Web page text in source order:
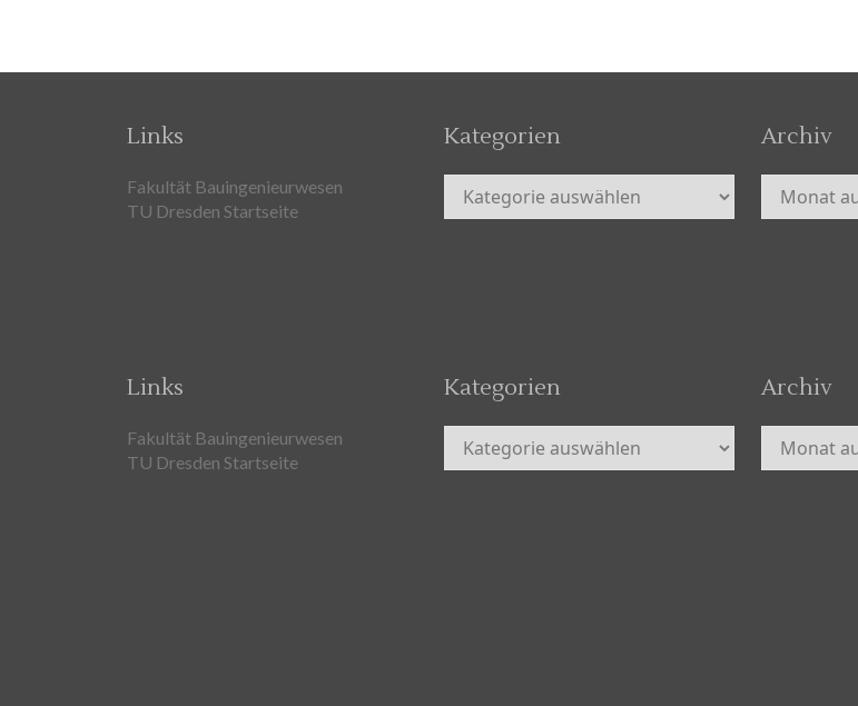
Links
Fakultät Bauingenieurwesen
TU Dresden Startseite
Kategorien
Kategorien
Archiv
Archiv
Links
Fakultät Bauingenieurwesen
TU Dresden Startseite
Kategorien
Kategorien
Archiv
Archiv